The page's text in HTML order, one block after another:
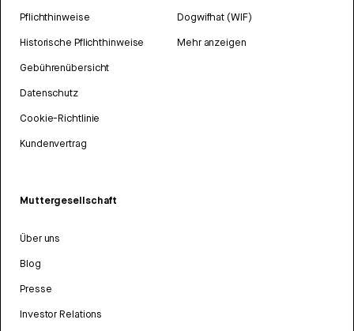
Pflichthinweise
Historische Pflichthinweise
Gebührenübersicht
Datenschutz
Cookie-Richtlinie
Kundenvertrag
Dogwifhat (WIF)
Mehr anzeigen
Muttergesellschaft
Über uns
Blog
Presse
Investor Relations